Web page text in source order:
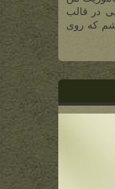
در قالب
که روی